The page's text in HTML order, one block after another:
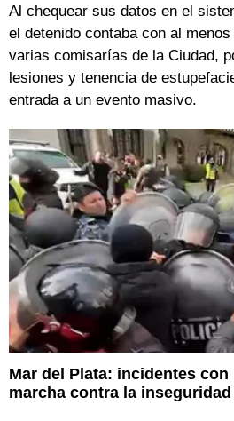
Al chequear sus datos en el
el detenido contaba con al
varias comisarías de la Ciudad,
lesiones y tenencia de
entrada a un evento masivo.
Mar del Plata: incidentes
marcha contra la inseguridad